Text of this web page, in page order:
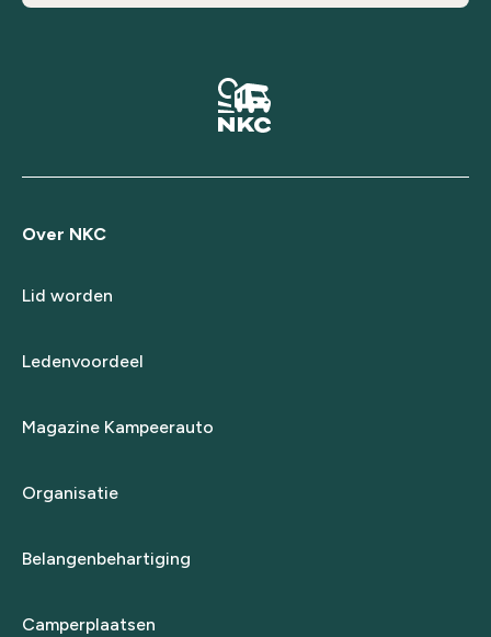
Over NKC
Lid worden
Ledenvoordeel
Magazine Kampeerauto
Organisatie
Belangenbehartiging
Camperplaatsen